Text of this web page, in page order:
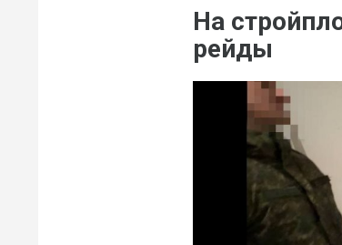
На
рейды